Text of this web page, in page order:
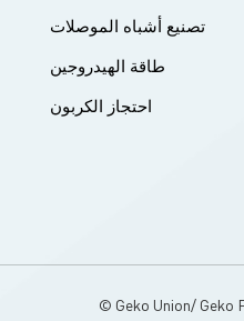
تصنيع أشباه الموصلات
طاقة الهيدروجين
احتجاز الكربون